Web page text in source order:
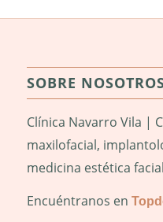
SOBRE
Clínica Navarro Vila |
maxilofacial,
medicina estética
Encuéntranos en